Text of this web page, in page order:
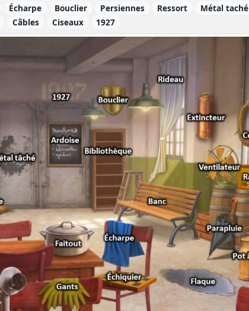
Écharpe Bouclier Persiennes Ressort Métal taché
Câbles Ciseaux 1927